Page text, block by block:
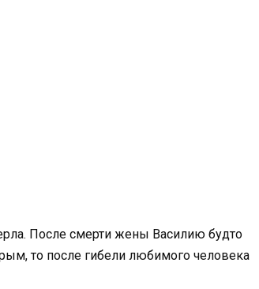
После смерти жены Василию будто
то после гибели любимого человека